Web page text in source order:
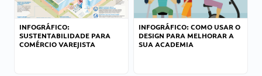
INFOGRÁFICO:
SUSTENTABILIDADE PARA
COMÉRCIO VAREJISTA
INFOGRÁFICO: COMO USAR O
DESIGN PARA MELHORAR A
SUA ACADEMIA